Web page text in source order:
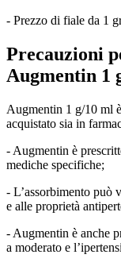
- Prezzo di fiale da 1
Precauzioni
Augmentin 1
Augmentin 1 g/10 ml
acquistato sia in
- Augmentin è
mediche specifiche;
- L’assorbimento può
e alle proprietà
- Augmentin è anche
a moderato e